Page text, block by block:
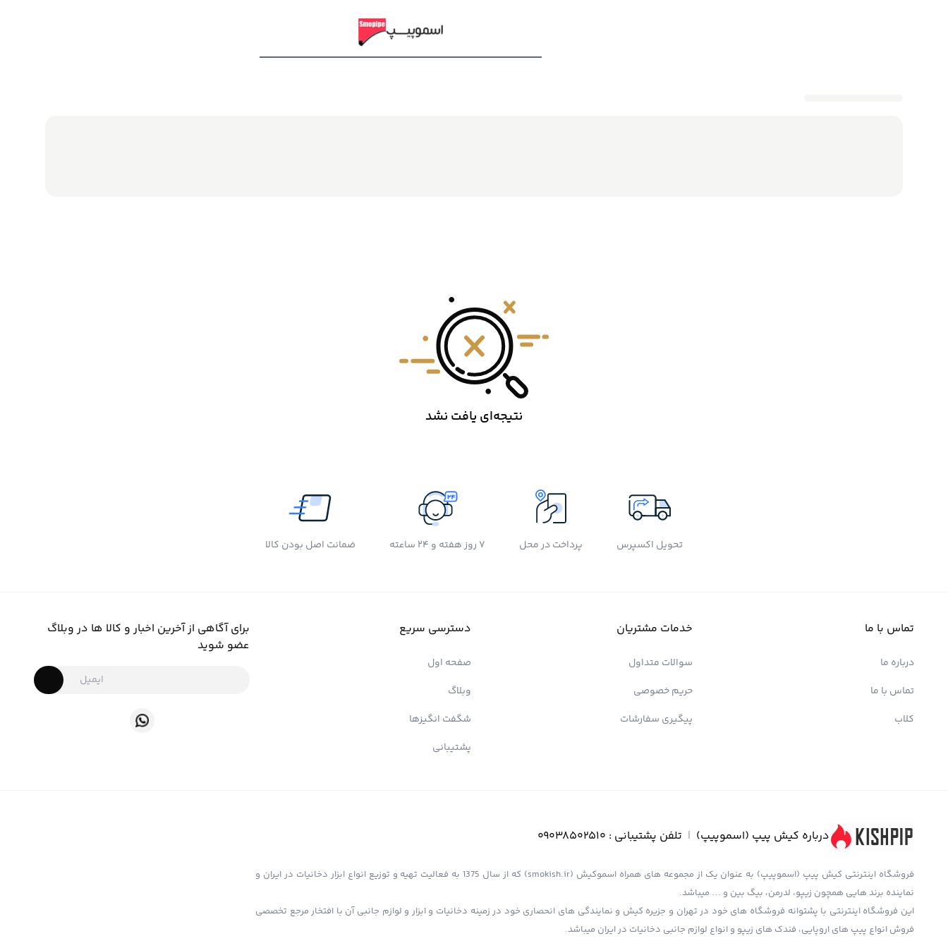
نتیجه‌ای یافت نشد
تحویل اکسپرس پرداخت در محل 7 روز هفته و 24 ساعته ضمانت اصل بودن کالا
تماس با ما
درباره ما
تماس با ما
کلاب
خدمات مشتریان
سوالات متداول
حریم خصوصی
پیگیری سفارشات
دسترسی سریع
صفحه اول
وبلاگ
شگفت انگیزها
پشتیبانی
برای آگاهی از آخرین اخبار و کالا ها در وبلاگ
عضو شوید
درباره کیش پیپ (اسموپیپ) | تلفن پشتیبانی : 09038502510
فروشگاه اینترنتی کیش پیپ (اسموپیپ) به عنوان یک از مجموعه های همراه اسموکیش (smokish.ir) که از سال 1375 به فعالیت تهیه و توزیع انواع ابزار دخانیات در ایران و
نماینده برند هایی همچون زیپو، لدرمن، بیگ بین و … میباشد.
این فروشگاه اینترنتی با پشتوانه فروشگاه های خود در تهران و جزیره کیش و نمایندگی های انحصاری خود در زمینه دخانیات و ابزار و لوازم جانبی آن با افتخار مرجع تخصصی
فروش انواع پیپ های اروپایی، فندک های زیپو و انواع لوازم جانبی دخانیات در ایران میباشد.